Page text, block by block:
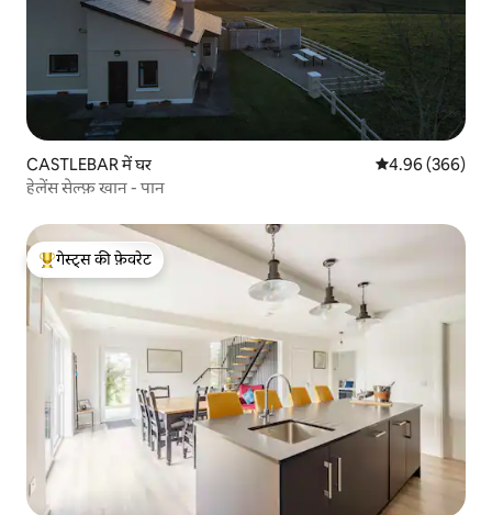
CASTLEBAR में घर औसत रेटिंग 5 में से
4.96 (366)
हेलेंस सेल्फ़ खान - पान
गेस्ट्स का टॉप फ़ेवरेट
गेस्ट्स की फ़ेवरेट